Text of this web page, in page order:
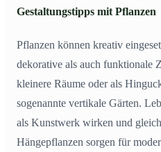
Gestaltungstipps mit Pflanzen
Pflanzen können kreativ
dekorative als auch funktionale
kleinere Räume oder als
sogenannte vertikale Gärten.
als Kunstwerk wirken und
Hängepflanzen sorgen für